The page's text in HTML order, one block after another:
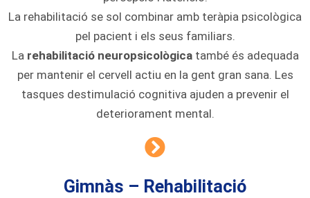
La rehabilitació se sol combinar amb teràpia psicològica
pel pacient i els seus familiars.
La rehabilitació neuropsicològicatambé és adequada
per mantenir el cervell actiu en la gent gran sana. Les
tasques destimulació cognitiva ajuden a prevenir el
deteriorament mental.
Gimnàs – Rehabilitació